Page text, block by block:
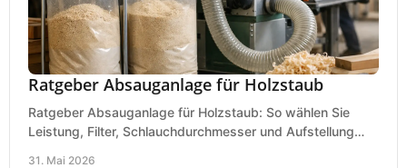
Ratgeber Absauganlage für Holzstaub
Ratgeber Absauganlage für Holzstaub: So wählen Sie
Leistung, Filter, Schlauchdurchmesser und Aufstellung
31. Mai 2026